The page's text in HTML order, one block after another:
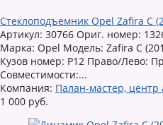
Стеклоподъемник Opel Zafira C
Артикул: 30766 Ориг. номер:
Марка: Opel Модель: Zafira C
Кузов номер: P12 Право/Лево:
Совместимости:...
Компания: Палан-мастер, центр
1 000 руб.